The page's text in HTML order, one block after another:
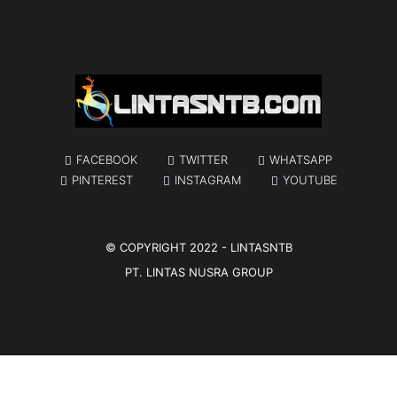
FACEBOOK TWITTER
WHATSAPP
PINTEREST
INSTAGRAM YOUTUBE
© COPYRIGHT 2022 - LINTASNTB
PT. LINTAS NUSRA GROUP